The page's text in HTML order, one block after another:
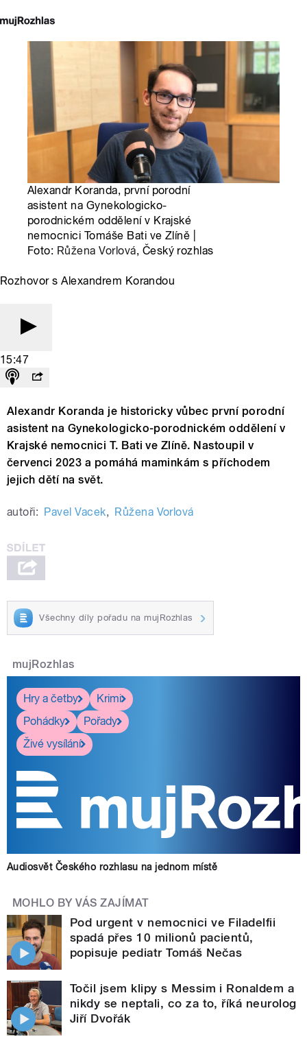
Alexandr Koranda, první porodní
asistent na Gynekologicko-
porodnickém oddělení v Krajské
nemocnici Tomáše Bati ve Zlíně |
Foto: Růžena Vorlová, Český rozhlas
Rozhovor s Alexandrem Korandou
15:47
Alexandr Koranda je historicky vůbec první porodní
asistent na Gynekologicko-porodnickém oddělení v
Krajské nemocnici T. Bati ve Zlíně. Nastoupil v
červenci 2023 a pomáhá maminkám s příchodem
jejich dětí na svět.
autoři: Pavel Vacek, Růžena Vorlová
Všechny díly pořadu na mujRozhlas
mujRozhlas
Hry a četby
Krimi
Pohádky
Pořady
Živé vysílání
Audiosvět Českého rozhlasu na jednom místě
MOHLO BY VÁS ZAJÍMAT
Pod urgent v nemocnici ve Filadelfii
spadá přes 10 milionů pacientů,
popisuje pediatr Tomáš Nečas
Točil jsem klipy s Messim i Ronaldem a
nikdy se neptali, co za to, říká neurolog
Jiří Dvořák